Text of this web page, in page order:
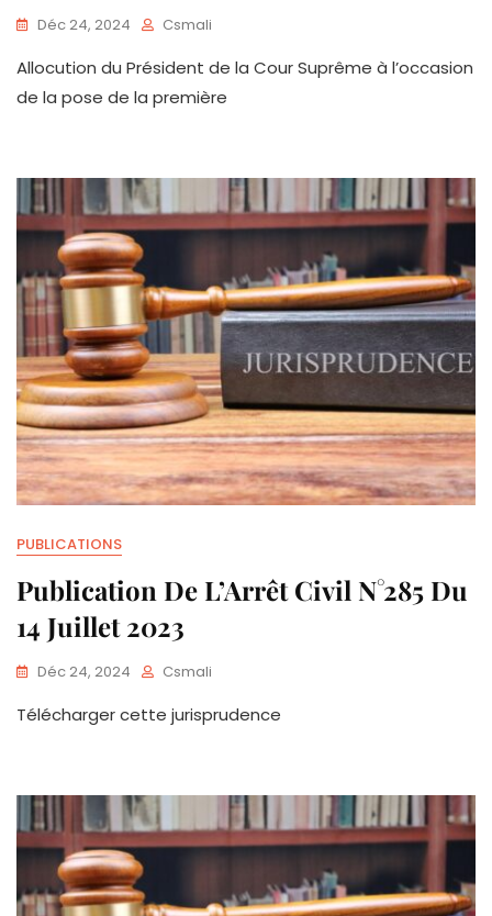
Déc 24, 2024 Csmali
Allocution du Président de la Cour Suprême à l’occasion
de la pose de la première
PUBLICATIONS
Publication De L’Arrêt Civil N°285 Du
14 Juillet 2023
Déc 24, 2024 Csmali
Télécharger cette jurisprudence